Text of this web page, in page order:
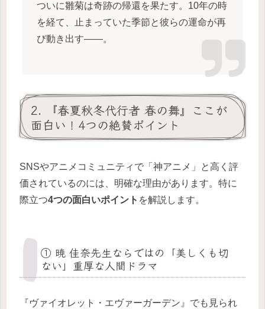
ついに雛菊は奇跡の帰還を果たす。10年の時
を経て、止まっていた季節と彼らの運命が再
び動き出す——。
2. 『春夏秋冬代行者 春の舞』ここが
面白い！4つの絶賛ポイント
SNSやアニメコミュニティで「神アニメ」と高く評
価されているのには、明確な理由があります。特に
際立つ4つの面白いポイント を解説します。
① 暁 佳奈先生ならではの「美しくも切
ない」重厚な人間ドラマ
『ヴァイオレット・エヴァーガーデン』でも見られ